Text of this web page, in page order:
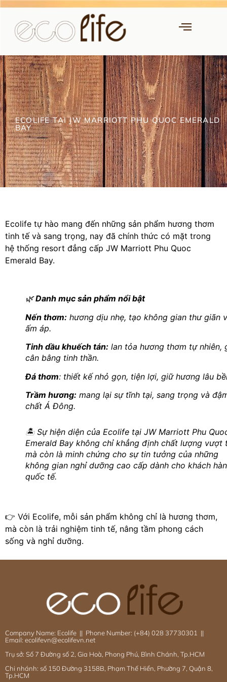
ECOLIFE TẠI JW MARRIOTT PHU QUOC EMERALD
BAY
Ecolife tự hào mang đến những sản phẩm hương thơm
tinh tế và sang trọng, nay đã chính thức có mặt trong
hệ thống resort đẳng cấp JW Marriott Phu Quoc
Emerald Bay.
🌿Danh mục sản phẩm nổi bật
Nến thơm: hương dịu nhẹ, tạo không gian thư giãn
ấm áp.
Tinh dầu khuếch tán: lan tỏa hương thơm tự nhiên,
cân bằng tinh thần.
Đá thơm: thiết kế nhỏ gọn, tiện lợi, giữ hương lâu
Trầm hương: mang lại sự tĩnh tại, sang trọng và
chất Á Đông.
🏝️ Sự hiện diện của Ecolife tại JW Marriott Phu
Emerald Bay không chỉ khẳng định chất lượng vượt
mà còn là minh chứng cho sự tin tưởng của những
không gian nghỉ dưỡng cao cấp dành cho khách
quốc tế.
👉 Với Ecolife, mỗi sản phẩm không chỉ là hương thơm,
mà còn là trải nghiệm tinh tế, nâng tầm phong cách
sống và nghỉ dưỡng.
Company Name: Ecolife || Phone Number: (+84) 028 37730301 ||
Email: ecolifevn@ecolifevn.net
Trụ sở: Số 7 Đường số 2, Gia Hoà, Phong Phú, Bình Chánh, Tp.HCM
Chi nhánh: số 150 Đường 3158B, Phạm Thế Hiển, Phường 7, Quận 8,
Tp.HCM